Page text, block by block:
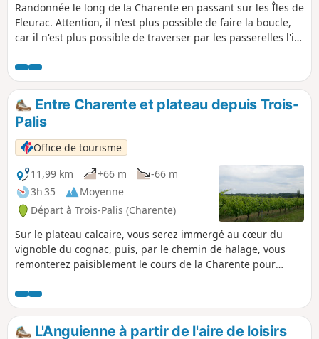
Randonnée le long de la Charente en passant sur les Îles de
Fleurac. Attention, il n'est plus possible de faire la boucle,
car il n'est plus possible de traverser par les passerelles l'ile
Entre Charente et plateau depuis Trois-
Palis
Office de tourisme
11,99 km
+66 m
-66 m
3h 35
Moyenne
Départ à Trois-Palis (Charente)
Sur le plateau calcaire, vous serez immergé au cœur du
vignoble du cognac, puis, par le chemin de halage, vous
remonterez paisiblement le cours de la Charente pour
sa fameuse chocolaterie.
L'Anguienne à partir de l'aire de loisirs